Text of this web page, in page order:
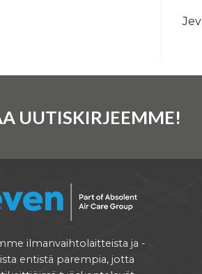
UUTISKIRJEEMME!
ilmanvaihtolaitteista ja -
entistä parempia, jotta